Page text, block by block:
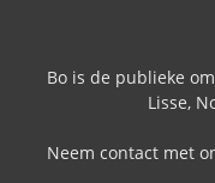
Bo is de publieke
Lisse,
Neem contact met